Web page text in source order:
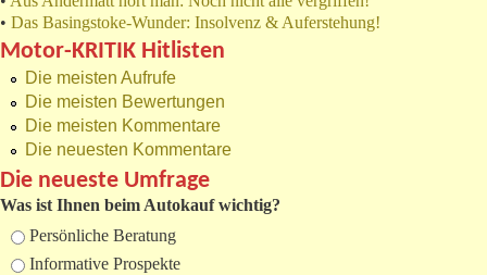
• Das Basingstoke-Wunder: Insolvenz & Auferstehung!
Motor-KRITIK Hitlisten
Die meisten Aufrufe
Die meisten Bewertungen
Die meisten Kommentare
Die neuesten Kommentare
Die neueste Umfrage
Was ist Ihnen beim Autokauf wichtig?
Auswahlmöglichkeiten
Persönliche Beratung
Informative Prospekte